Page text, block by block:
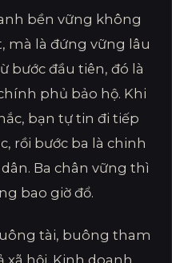
bền vững không
mà là đứng vững lâu
bước đầu tiên, đó là
phủ bảo hộ. Khi
bạn tự tin đi tiếp
rồi bước ba là chinh
Ba chân vững thì
bao giờ đổ.
tài, buông tham